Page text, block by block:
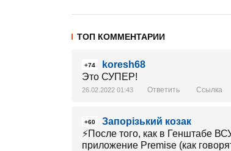
ТОП КОММЕНТАРИИ
+74
koresh68
Это СУПЕР!
26.02.2022 01:43 Ответить Ссылка
+60
Запорізький козак
⚡️После того, как в Генштабе
приложение Premise (как